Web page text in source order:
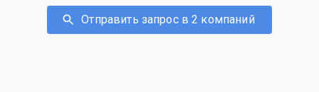
Отправить запрос в 2 компаний